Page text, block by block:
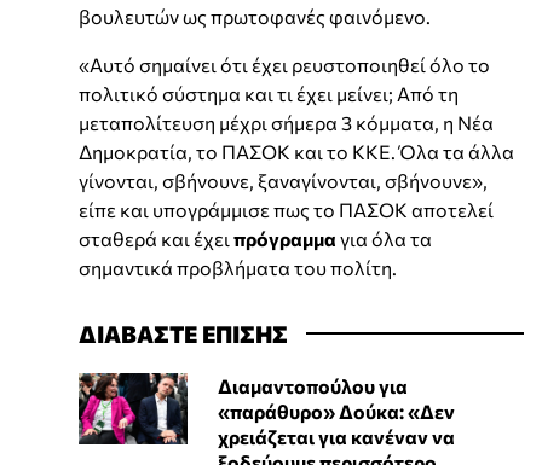
βουλευτών ως πρωτοφανές φαινόμενο.
«Αυτό σημαίνει ότι έχει ρευστοποιηθεί όλο το
πολιτικό σύστημα και τι έχει μείνει; Από τη
μεταπολίτευση μέχρι σήμερα 3 κόμματα, η Νέα
Δημοκρατία, το ΠΑΣΟΚ και το ΚΚΕ. Όλα τα άλλα
γίνονται, σβήνουνε, ξαναγίνονται, σβήνουνε»,
είπε και υπογράμμισε πως το ΠΑΣΟΚ αποτελεί
σταθερά και έχει πρόγραμμα για όλα τα
σημαντικά προβλήματα του πολίτη.
ΔΙΑΒΑΣΤΕ ΕΠΙΣΗΣ
Διαμαντοπούλου για
«παράθυρο» Δούκα: «Δεν
χρειάζεται για κανέναν να